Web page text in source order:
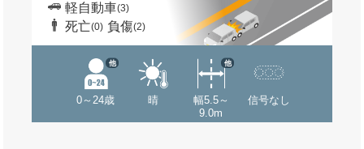
軽自動車(3)
死亡(0) 負傷(2)
0～24歳
他
晴
幅5.5～
9.0m
他
信号なし